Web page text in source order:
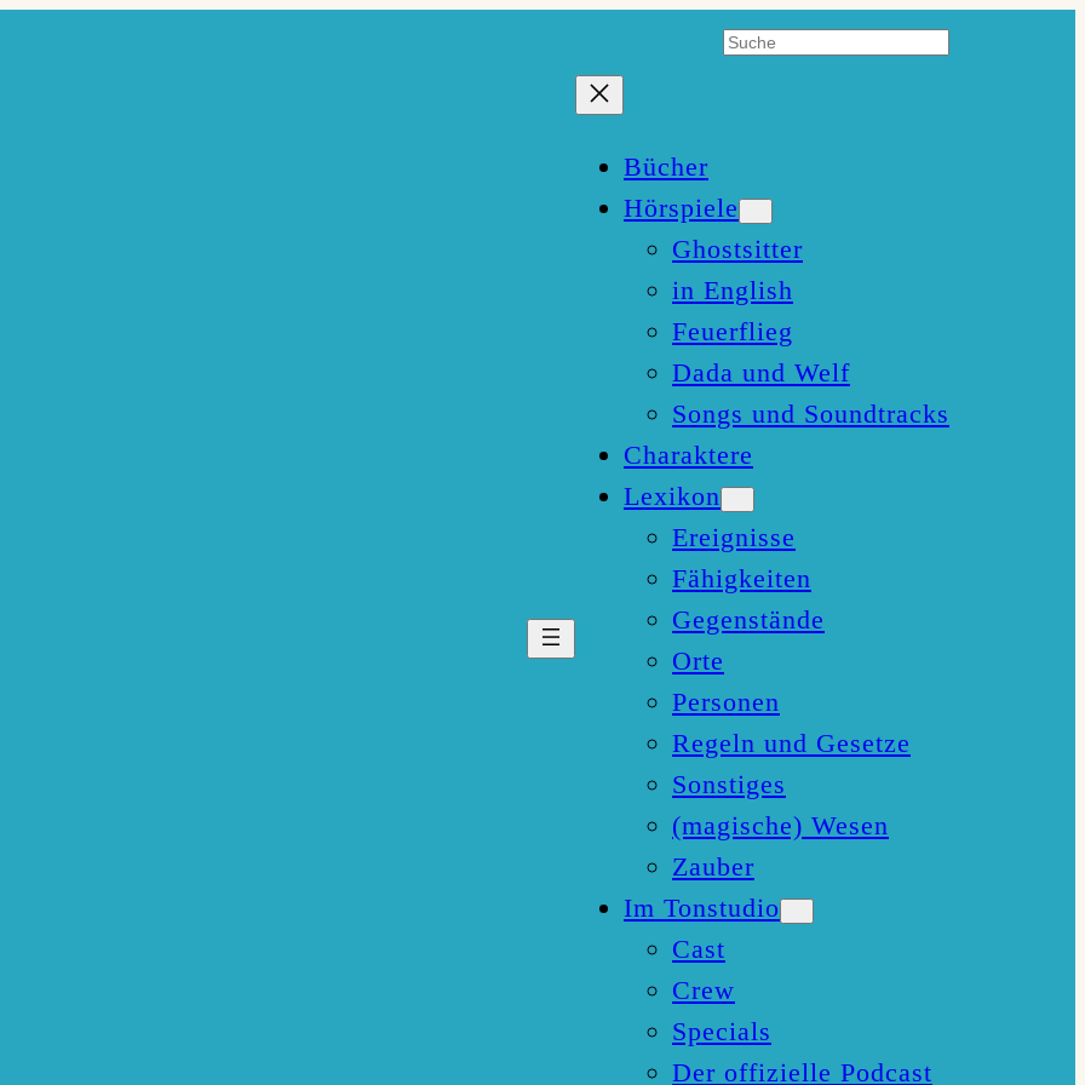
Suchen
Bücher
Hörspiele
Ghostsitter
in English
Feuerflieg
Dada und Welf
Songs und Soundtracks
Charaktere
Lexikon
Ereignisse
Fähigkeiten
Gegenstände
Orte
Personen
Regeln und Gesetze
Sonstiges
(magische) Wesen
Zauber
Im Tonstudio
Cast
Crew
Specials
Der offizielle Podcast